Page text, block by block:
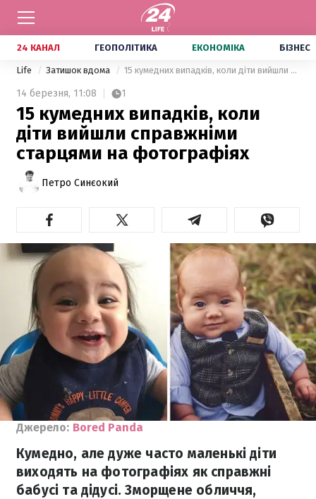
24 КАНАЛ ГЕОПОЛІТИКА ЕКОНОМІКА БІЗНЕС
Life Затишок вдома 15 кумедних випадків, коли діти вийшли справжніми старцями на фотографіях
14 березня, 11:08 1
15 кумедних випадків, коли
діти вийшли справжніми
старцями на фотографіях
Петро Синєокий
Джерело: Bored Panda
Кумедно, але дуже часто маленькі діти
виходять на фотографіях як справжні
бабусі та дідусі. Зморщене обличчя,